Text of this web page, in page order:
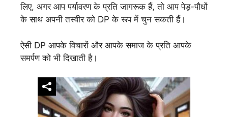
लिए, अगर आप पर्यावरण के प्रति जागरूक हैं, तो आप पेड़-पौधों
के साथ अपनी तस्वीर को DP के रूप में चुन सकती हैं।
ऐसी DP आपके विचारों और आपके समाज के प्रति आपके
समर्पण को भी दिखाती है।